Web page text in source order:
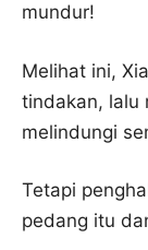
mundur!
Melihat ini,
tindakan, lalu
melindungi
Tetapi
pedang itu